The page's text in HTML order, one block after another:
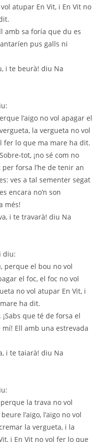
atupar En Vit, i En Vit no
amb sa foría que du es
pus galls ni
i te beurà! diu Na
l’aigo no vol apagar el
la vergueta no vol
fer lo que ma mare ha dit.
tot, ¡no sé com no
forsa l’he de tenir an
ves a tal sementer segat
encara no’n son
més!
i te travarà! diu Na
diu:
perque el bou no vol
el foc, el foc no vol
no vol atupar En Vit, i
ha dit.
que té de forsa el
mí! Ell amb una estrevada
i te taiarà! diu Na
la trava no vol
l’aigo, l’aigo no vol
la vergueta, i la
i En Vit no vol fer lo que